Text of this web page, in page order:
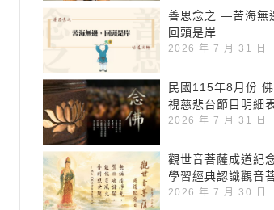
善思念之 —苦海無
回頭是岸
2026 年 7 月 31 日
民國115年8月份
視慈悲台節目明細
2026 年 7 月 31 日
觀世音菩薩成道紀
學習經典認識觀音
2026 年 7 月 30 日